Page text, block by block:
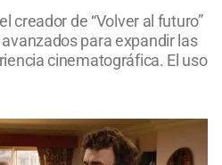
creador de “Volver al futuro”
para expandir las
cinematográfica. El uso